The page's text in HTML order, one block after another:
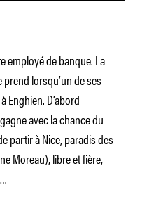
employé de banque. La
lorsqu’un de ses
Enghien. D’abord
avec la chance du
partir à Nice, paradis des
Moreau), libre et fière,